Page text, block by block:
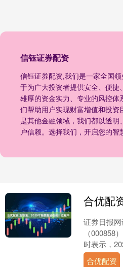
信钰证券配资
信钰证券配资,我们是一家全国
于为广大投资者提供安全、便捷
雄厚的资金实力、专业的风控体
们帮助用户实现财富增值和投资
是其他金融领域，我们都以透明
户信赖。选择我们，开启您的智
证券日报
（000858
时表示，
中。....
合优配资